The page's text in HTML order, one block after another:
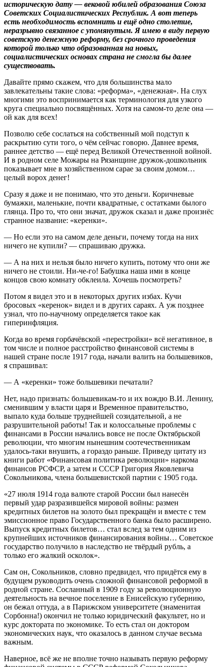
историческую дату — вековой юбилей образования Союза
Советских Социалистических Республик. А вот теперь
есть необходимость вспомнить и ещё одно столетие,
неразрывно связанное с упомянутым. Я имею в виду первую
советскую денежную реформу, без срочного проведения
которой только что образованная на новых,
социалистических основах страна не смогла бы далее
существовать.
Давайте прямо скажем, что для большинства мало
завлекательны такие слова: «реформа», «денежная». На слух
многими это воспринимается как терминология для узкого
круга специально посвящённых. Хотя на самом-то деле она —
ой как для всех!
Позволю себе сослаться на собственный мой подступ к
раскрытию сути того, о чём сейчас говорю. Давнее время,
раннее детство — ещё перед Великой Отечественной войной.
И в родном селе Можары на Рязанщине дружок-дошкольник
показывает мне в хозяйственном сарае за своим домом…
целый ворох денег!
Сразу я даже и не понимаю, что это деньги. Коричневые
бумажки, маленькие, почти квадратные, с остатками былого
глянца. Про то, что они значат, дружок сказал и даже произнёс
странное название: «керенки».
— Но если это на самом деле деньги, почему тогда на них
ничего не купили? — спрашиваю дружка.
— А на них и нельзя было ничего купить, потому что они же
ничего не стоили. Ни-че-го! Бабушка наша ими в конце
концов свою комнату обклеила. Хочешь посмотреть?
Потом я видел это и в некоторых других избах. Кучи
бросовых «керенок» видел и в других сараях. А уж позднее
узнал, что по-научному определяется такое как
гиперинфляция.
Когда во время горбачёвской «перестройки» всё негативное, в
том числе и полное расстройство финансовой системы в
нашей стране после 1917 года, начали валить на большевиков,
я спрашивал:
— А «керенки» тоже большевики печатали?
Нет, надо признать: большевикам-то и их вождю В.И. Ленину,
сменившим у власти царя и Временное правительство,
выпало куда больше труднейшей созидательной, а не
разрушительной работы! Так и колоссальные проблемы с
финансами в России начались вовсе не после Октябрьской
революции, что многим нынешним соотечественникам
удалось-таки внушить, а гораздо раньше. Приведу цитату из
книги работ «Финансовая политика революции» наркома
финансов РСФСР, а затем и СССР Григория Яковлевича
Сокольникова, члена большевистской партии с 1905 года.
«27 июля 1914 года валюте старой России был нанесён
первый удар разразившейся мировой войны: размен
кредитных билетов на золото был прекращён и вместе с тем
эмиссионное право Государственного банка было расширено.
Выпуск кредитных билетов… стал вслед за тем одним из
крупнейших источников финансирования войны… Советское
государство получило в наследство не твёрдый рубль, а
только его жалкий осколок».
Сам он, Сокольников, словно предвидел, что придётся ему в
будущем руководить очень сложной финансовой реформой в
родной стране. Сосланный в 1909 году за революционную
деятельность на вечное поселение в Енисейскую губернию,
он бежал оттуда, а в Парижском университете (знаменитая
Сорбонна!) окончил не только юридический факультет, но и
курс доктората по экономике. То есть стал он доктором
экономических наук, что оказалось в данном случае весьма
важным.
Наверное, всё же не вполне точно называть первую реформу